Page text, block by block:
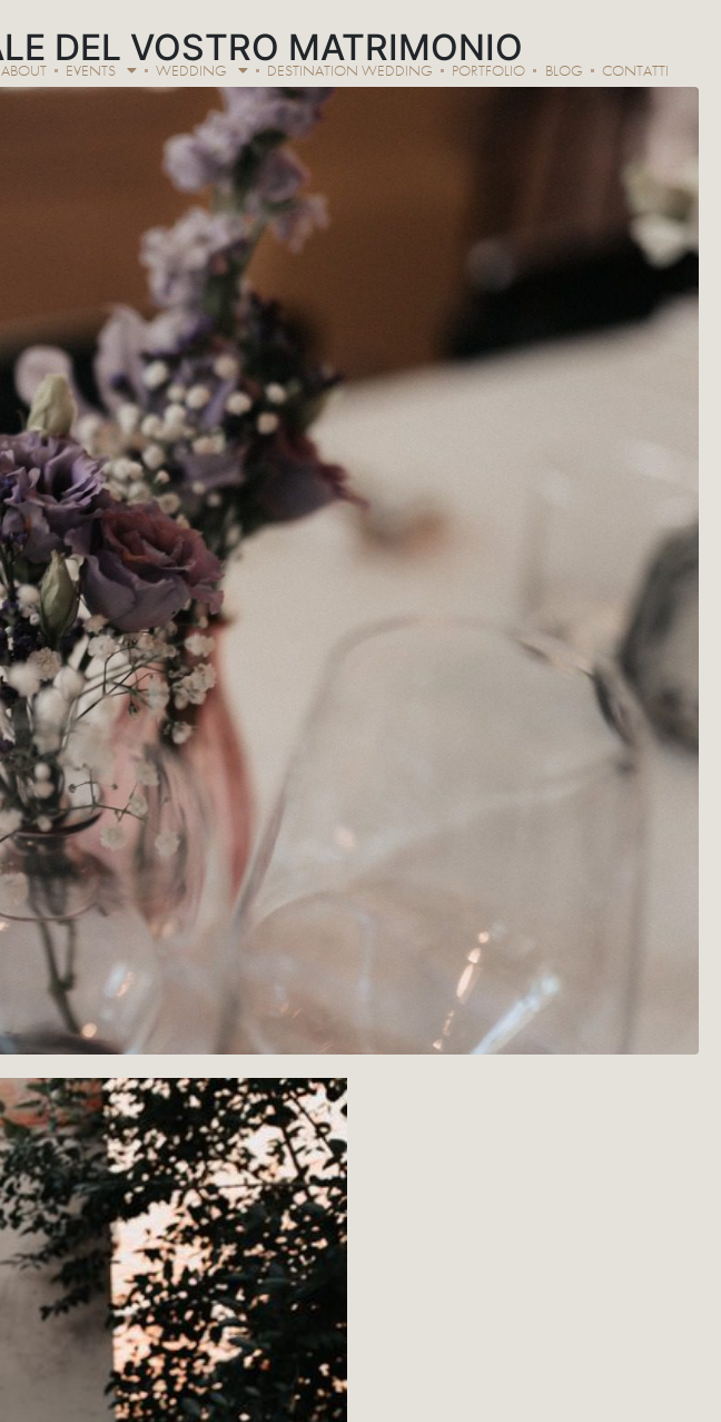
ABOUT EVENTS WEDDING DESTINATION WEDDING PORTFOLIO BLOG CONTATTI
DEL VOSTRO MATRIMONIO